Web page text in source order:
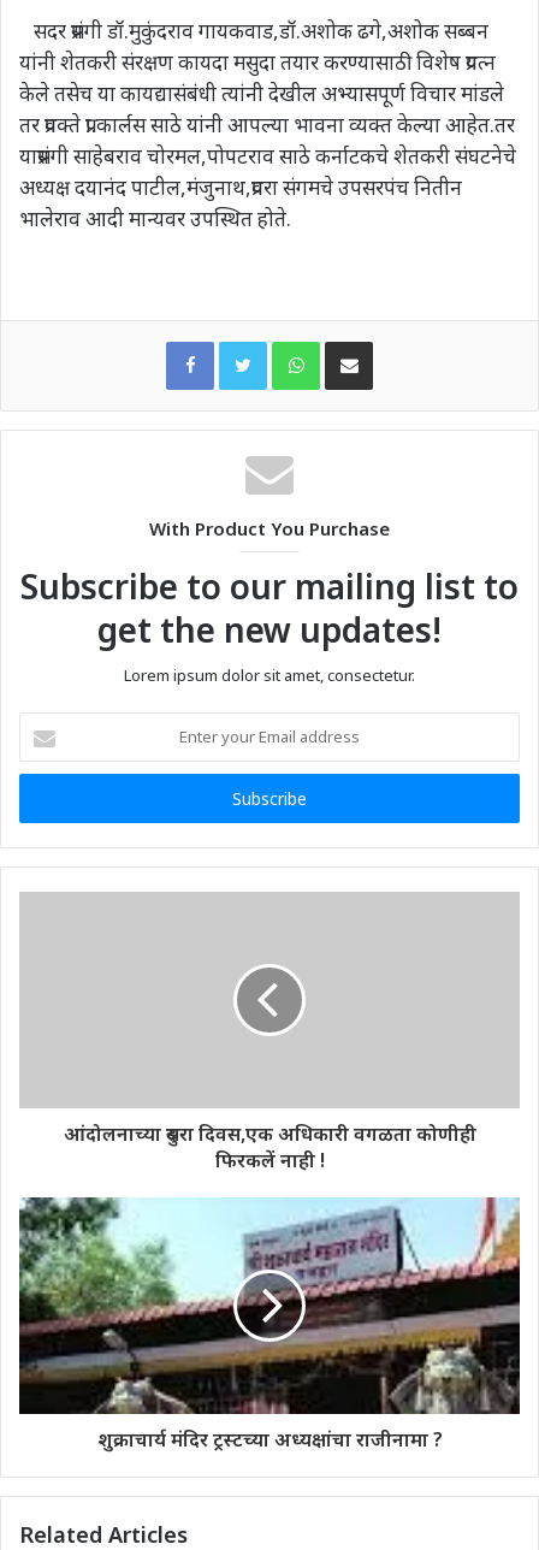
सदर प्रसंगी डॉ.मुकुंदराव गायकवाड,डॉ.अशोक ढगे,अशोक सब्बन
यांनी शेतकरी संरक्षण कायदा मसुदा तयार करण्यासाठी विशेष प्रयत्न
केले तसेच या कायद्यासंबंधी त्यांनी देखील अभ्यासपूर्ण विचार मांडले
तर प्रवक्ते प्रा.कार्लस साठे यांनी आपल्या भावना व्यक्त केल्या आहेत.तर
याप्रसंगी साहेबराव चोरमल,पोपटराव साठे कर्नाटकचे शेतकरी संघटनेचे
अध्यक्ष दयानंद पाटील,मंजुनाथ,प्रवरा संगमचे उपसरपंच नितीन
भालेराव आदी मान्यवर उपस्थित होते.
WhatsAppShare via Email
With Product You Purchase
Subscribe to our mailing list to
get the new updates!
Lorem ipsum dolor sit amet, consectetur.
your
Email
आंदोलनाच्या दुसरा दिवस,एक अधिकारी वगळता कोणीही
फिरकलें नाही !
शुक्राचार्य मंदिर ट्रस्टच्या अध्यक्षांचा राजीनामा ?
Related Articles